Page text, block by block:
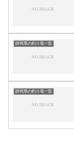
静岡県の釣り場一覧
静岡県の釣り場一覧